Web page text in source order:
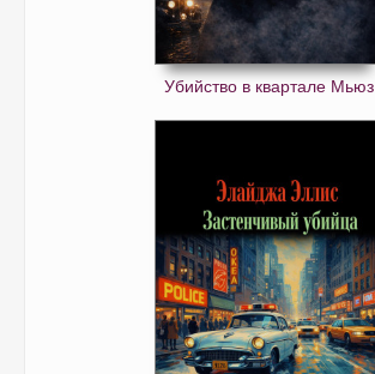
Убийство в квартале Мьюз